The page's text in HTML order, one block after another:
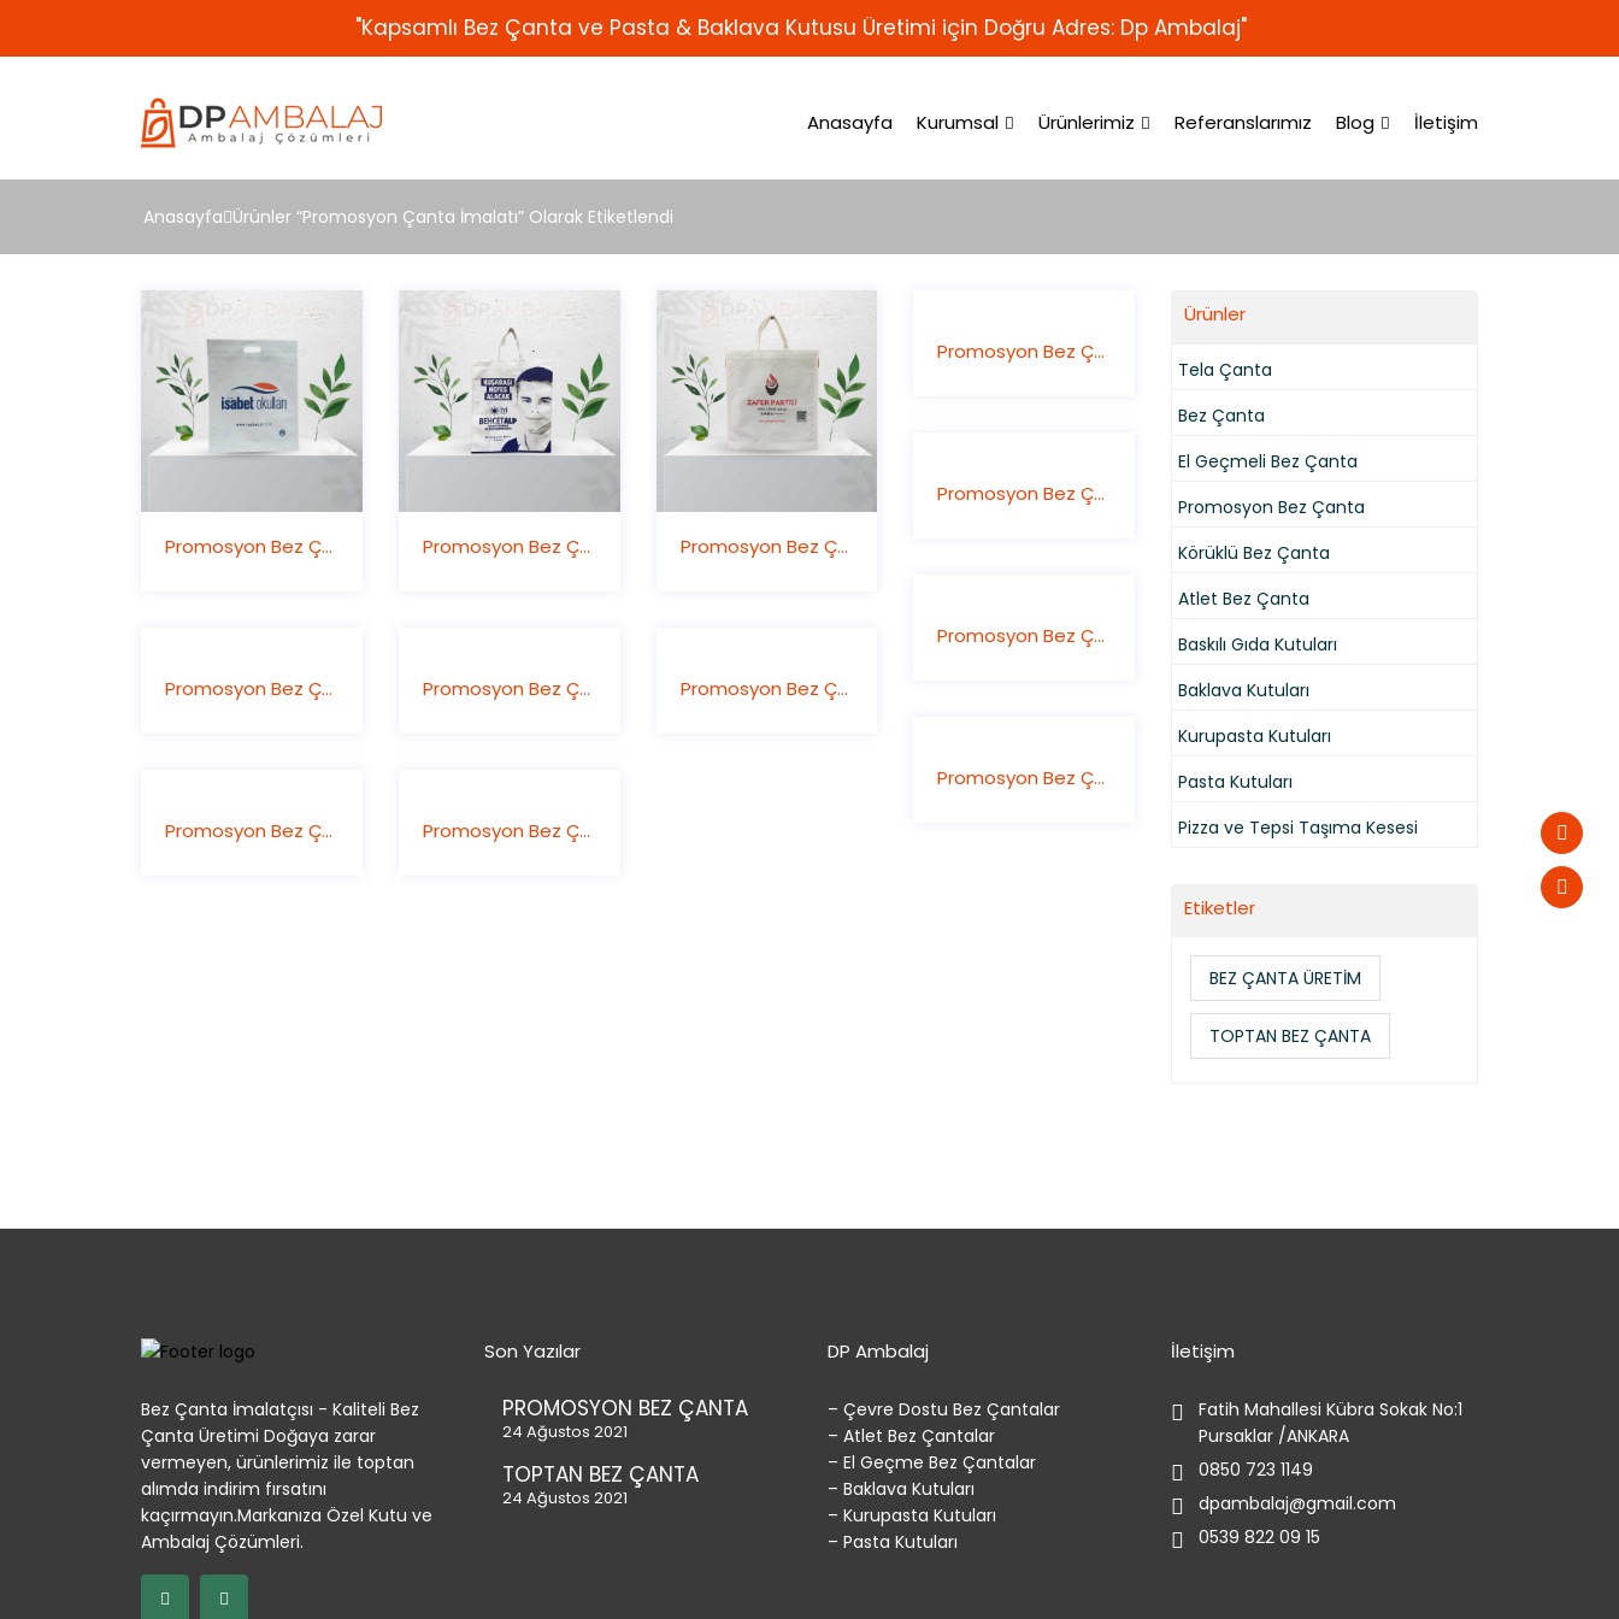
"Kapsamlı Bez Çanta ve Pasta & Baklava Kutusu Üretimi için Doğru Adres: Dp Ambalaj"
Anasayfa Kurumsal Ürünlerimiz Referanslarımız Blog İletişim
Anasayfa Ürünler “Promosyon Çanta İmalatı” Olarak Etiketlendi
Promosyon Bez Çanta Promosyon Bez Çanta Promosyon Bez Çanta
Promosyon Bez Çanta
Promosyon Bez Çanta
Promosyon Bez Çanta
Promosyon Bez Çanta Promosyon Bez Çanta Promosyon Bez Çanta
Promosyon Bez Çanta
Promosyon Bez Çanta Promosyon Bez Çanta
Ürünler
Tela Çanta
Bez Çanta
El Geçmeli Bez Çanta
Promosyon Bez Çanta
Körüklü Bez Çanta
Atlet Bez Çanta
Baskılı Gıda Kutuları
Baklava Kutuları
Kurupasta Kutuları
Pasta Kutuları
Pizza ve Tepsi Taşıma Kesesi
Etiketler
BEZ ÇANTA ÜRETİM
TOPTAN BEZ ÇANTA
Bez Çanta İmalatçısı - Kaliteli Bez
Çanta Üretimi Doğaya zarar
vermeyen, ürünlerimiz ile toptan
alımda indirim fırsatını
kaçırmayın.Markanıza Özel Kutu ve
Ambalaj Çözümleri.
Son Yazılar
PROMOSYON BEZ ÇANTA
24 Ağustos 2021
TOPTAN BEZ ÇANTA
24 Ağustos 2021
DP Ambalaj
– Çevre Dostu Bez Çantalar
– Atlet Bez Çantalar
– El Geçme Bez Çantalar
– Baklava Kutuları
– Kurupasta Kutuları
– Pasta Kutuları
İletişim
Fatih Mahallesi Kübra Sokak No:1
Pursaklar /ANKARA
0850 723 1149
dpambalaj@gmail.com
0539 822 09 15